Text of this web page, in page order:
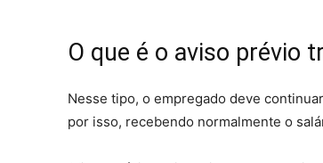
O que é o aviso prévio
Nesse tipo, o empregado deve
por isso, recebendo normalmente o